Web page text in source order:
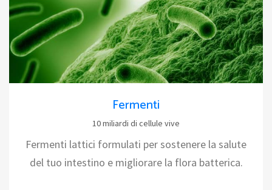
Fermenti
10 miliardi di cellule vive
Fermenti lattici formulati per sostenere la salute
del tuo intestino e migliorare la flora batterica.